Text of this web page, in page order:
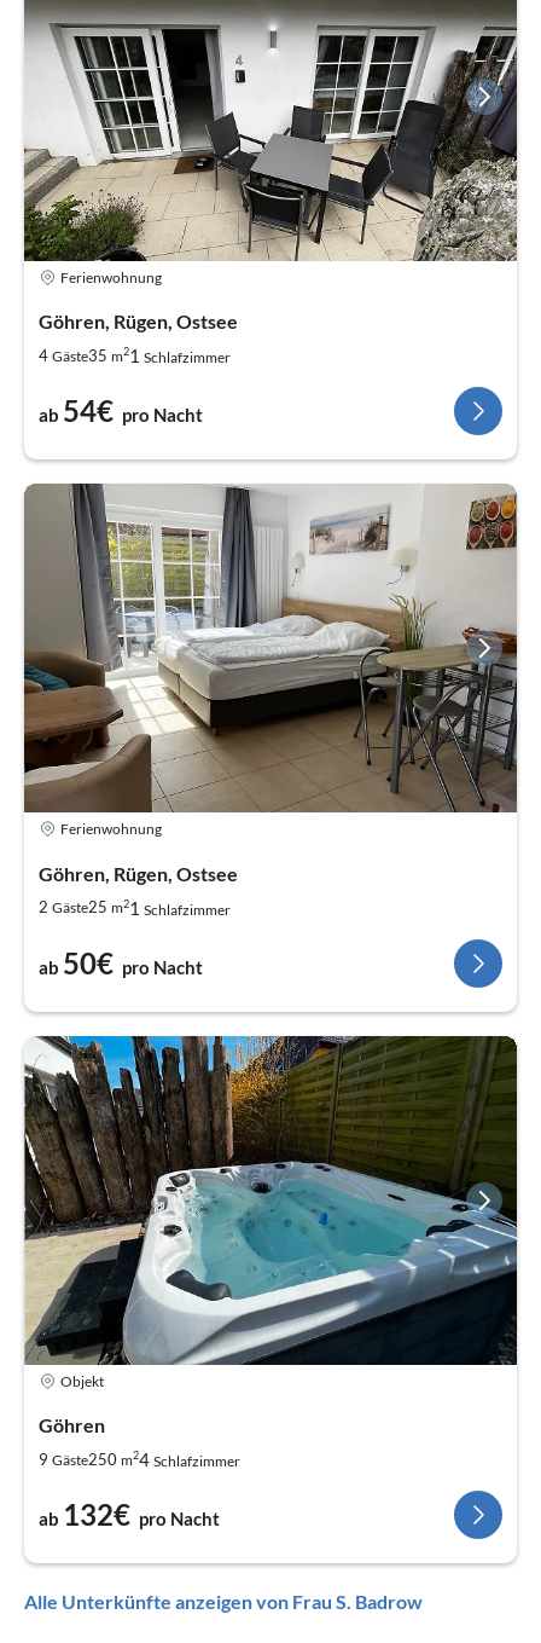
Ferienwohnung
Göhren, Rügen, Ostsee
4 Gäste35 m21 Schlafzimmer
ab 54€ pro Nacht
Ferienwohnung
Göhren, Rügen, Ostsee
2 Gäste25 m21 Schlafzimmer
ab 50€ pro Nacht
Objekt
Göhren
9 Gäste250 m24 Schlafzimmer
ab 132€ pro Nacht
Alle Unterkünfte anzeigen von Frau S. Badrow